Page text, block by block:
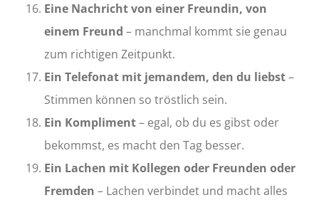
Eine Nachricht von einer Freundin, von
einem Freund – manchmal kommt sie genau
zum richtigen Zeitpunkt.
Ein Telefonat mit jemandem, den du liebst–
Stimmen können so tröstlich sein.
Ein Kompliment– egal, ob du es gibst oder
bekommst, es macht den Tag besser.
Ein Lachen mit Kollegen oder Freunden oder
Fremden – Lachen verbindet und macht alles